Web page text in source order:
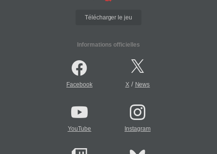
Télécharger le jeu
Informations officielles
Facebook X/ News
YouTube Instagram